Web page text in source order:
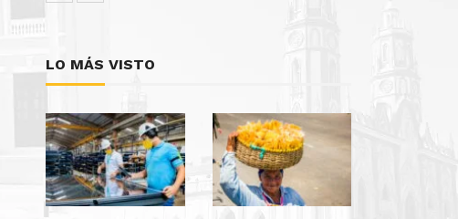
LO MÁS VISTO